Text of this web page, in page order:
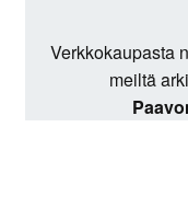
Verkkokaupasta
meiltä